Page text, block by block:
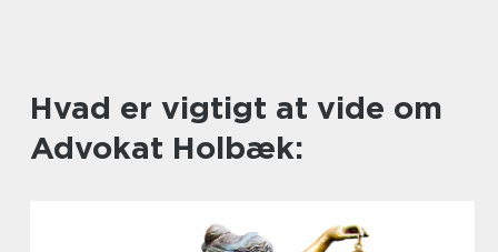
Hvad er vigtigt at vide om
Advokat Holbæk: